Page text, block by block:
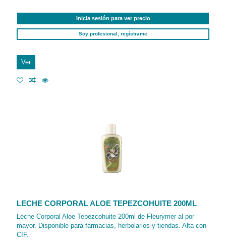
Inicia sesión para ver precio
Soy profesional, regístrame
Ver
LECHE CORPORAL ALOE TEPEZCOHUITE 200ML
Leche Corporal Aloe Tepezcohuite 200ml de Fleurymer al por
mayor. Disponible para farmacias, herbolarios y tiendas. Alta con
CIF.